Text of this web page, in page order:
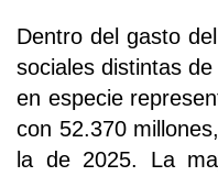
Dentro del gasto
sociales distintas
en especie
con 52.370
la de 2025. La